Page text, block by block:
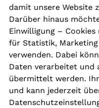
Kontakt
Presse
Aktuelles
Karriere
Newsletter
Social
damit unsere Website
Darüber hinaus
Einwilligung –
für Statistik,
verwenden. Dabei
Daten verarbeitet und
übermittelt werden.
und kann jederzeit